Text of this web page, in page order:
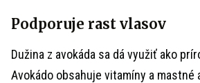
Podporuje rast vlasov
Dužina z avokáda sa dá využiť ako
Avokádo obsahuje vitamíny a mastné